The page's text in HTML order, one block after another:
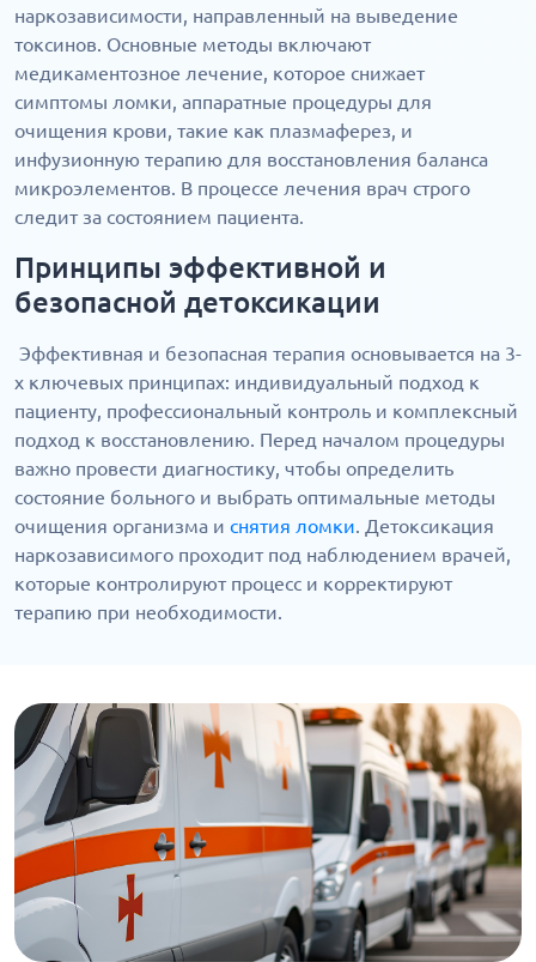
наркозависимости, направленный на выведение
токсинов. Основные методы включают
медикаментозное лечение, которое снижает
симптомы ломки, аппаратные процедуры для
очищения крови, такие как плазмаферез, и
инфузионную терапию для восстановления баланса
микроэлементов. В процессе лечения врач строго
следит за состоянием пациента.
Принципы эффективной и
безопасной детоксикации
Эффективная и безопасная терапия основывается на 3-
х ключевых принципах: индивидуальный подход к
пациенту, профессиональный контроль и комплексный
подход к восстановлению. Перед началом процедуры
важно провести диагностику, чтобы определить
состояние больного и выбрать оптимальные методы
очищения организма и снятия ломки. Детоксикация
наркозависимого проходит под наблюдением врачей,
которые контролируют процесс и корректируют
терапию при необходимости.